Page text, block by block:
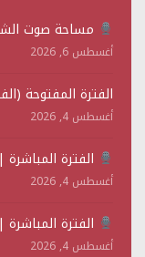
مساحة صوت
أغسطس 6, 2026
الفترة المفتوحة
أغسطس 4, 2026
الفترة
أغسطس 4, 2026
الفترة
أغسطس 4, 2026